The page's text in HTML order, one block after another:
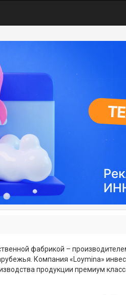
фабрикой –
Компания «Loymina»
продукции премиум